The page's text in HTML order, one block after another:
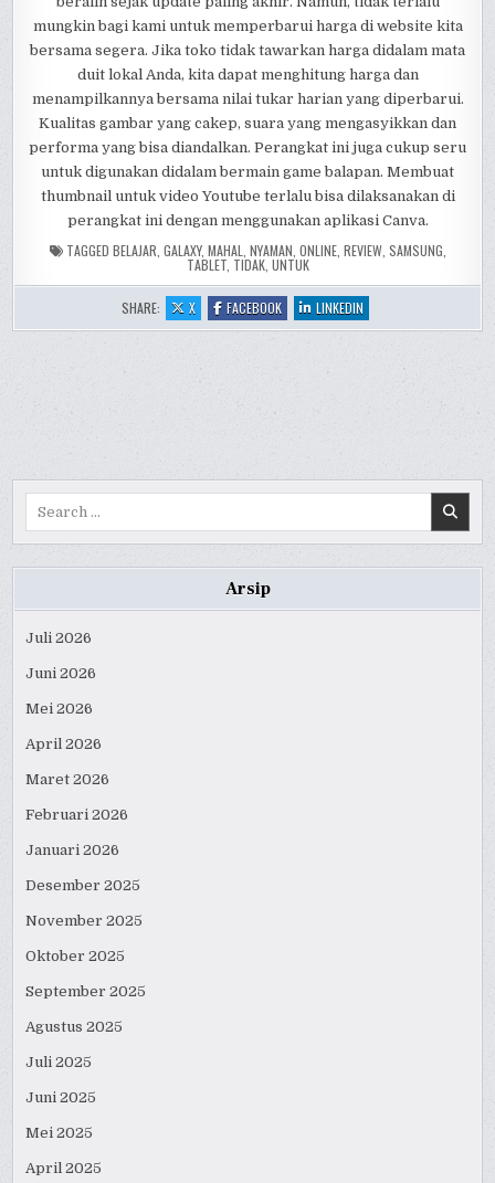
mungkin bagi kami untuk memperbarui harga di website kita
bersama segera. Jika toko tidak tawarkan harga didalam mata
duit lokal Anda, kita dapat menghitung harga dan
menampilkannya bersama nilai tukar harian yang diperbarui.
Kualitas gambar yang cakep, suara yang mengasyikkan dan
performa yang bisa diandalkan. Perangkat ini juga cukup seru
untuk digunakan didalam bermain game balapan. Membuat
thumbnail untuk video Youtube terlalu bisa dilaksanakan di
perangkat ini dengan menggunakan aplikasi Canva.
TAGGED BELAJAR GALAXY, MAHAL NYAMAN ONLINE, REVIEW, SAMSUNG
TABLET, TIDAK, UNTUK
SHARE: X:
JUAL
SAMSUNG
FACEBOOK:
JUAL
SAMSUNG
LINKEDIN
JUAL
SAMSUNG
Arsip
Juli 2026
Juni 2026
Mei 2026
April 2026
Maret 2026
Februari 2026
Januari 2026
Desember 2025
November 2025
Oktober 2025
September 2025
Agustus 2025
Juli 2025
Juni 2025
Mei 2025
April 2025